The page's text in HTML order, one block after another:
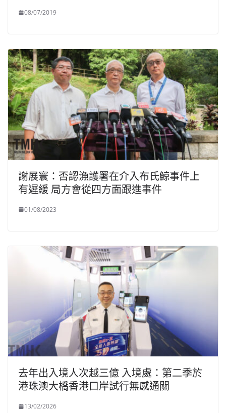
08/07/2019
謝展寰：否認漁護署在介入布氏鯨事件上
有遲緩 局方會從四方面跟進事件
01/08/2023
去年出入境人次越三億 入境處：第二季於
港珠澳大橋香港口岸試行無感通關
13/02/2026